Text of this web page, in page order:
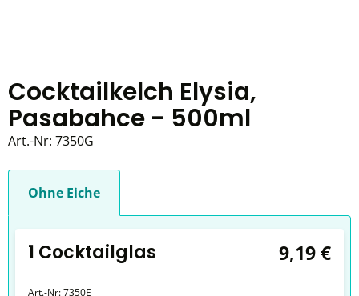
Cocktailkelch Elysia,
Pasabahce - 500ml
Art.-Nr: 7350G
Ohne Eiche
1 Cocktailglas 9,19 €
Art.-Nr:7350E